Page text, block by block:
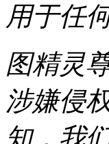
用于任
图精灵
涉嫌侵
知，我